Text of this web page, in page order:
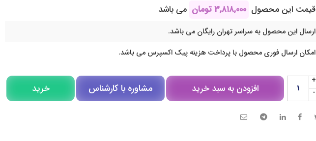
قیمت این محصول ۳,۸۱۸,۰۰۰تومان می باشد
ارسال این محصول به سراسر تهران رایگان می باشد.
امکان ارسال فوری محصول با پرداخت هزینه پیک اکسپرس می باشد.
+
-
افزودن به سبد خرید مشاوره با کارشناس خرید